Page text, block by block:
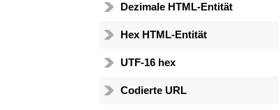
Dezimale HTML-Entität
Hex HTML-Entität
UTF-16 hex
Codierte URL